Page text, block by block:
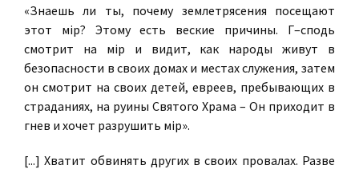
«Знаешь ли ты, почему землетрясения посещают
этот мiр? Этому есть веские причины. Г–сподь
смотрит на мiр и видит, как народы живут в
безопасности в своих домах и местах служения, затем
он смотрит на своих детей, евреев, пребывающих в
страданиях, на руины Святого Храма – Он приходит в
гнев и хочет разрушить мiр».
[...] Хватит обвинять других в своих провалах. Разве